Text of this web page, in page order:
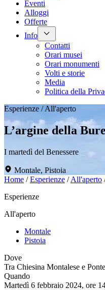
Eventi
Alloggi
Offerte
Info
Contatti
Orari musei
Orari monumenti
Volti e storie
Media
Politica della
Esperienze / All'aperto
L’argine della
I martedì del Benessere
Montale, Pistoia
Home /Esperienze /All'aperto
Esperienze
All'aperto
Montale
Pistoia
Dove
Tra Chiesina Montalese e
Quando
Martedì 6 febbraio 2024, ore